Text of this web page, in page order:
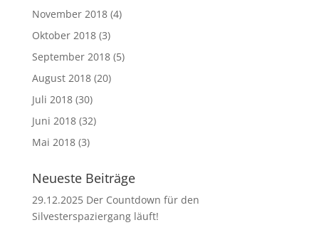
November 2018(4)
Oktober 2018(3)
September 2018(5)
August 2018(20)
Juli 2018(30)
Juni 2018(32)
Mai 2018(3)
Neueste Beiträge
29.12.2025 Der Countdown für den
Silvesterspaziergang läuft!